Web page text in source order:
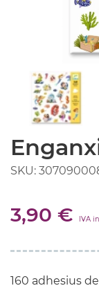
SKU:
3,90 € IVA
160 adhesius